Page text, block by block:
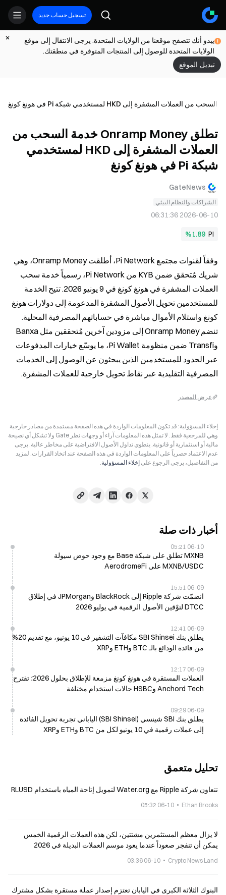
تسجيل حساب جديد
يبدو أنك تتصفح موقعنا من الولايات المتحدة. يرجى الانتقال إلى موقع
الولايات المتحدة للوصول إلى المنتجات المتوفرة في منطقتك.
تبديل الموقع
تطلق Onramp Money خدمة السحب من
العملات المشفرة إلى HKD لمستخدمي
شبكة Pi في هونغ كونغ
GateNews
الشراكات والنظام البيئي
2026-06-10 06:31:36
PI
%1.89
المصرفية التقليدية عبر نقاط تحويل خارجية للعملات المشفرة.
عرض المصدر
إخلاء المسؤولية: قد تكون المعلومات الواردة في هذه الصفحة مستمدة من مصادر خارجية
وهي للمرجعية فقط. لا تمثل هذه المعلومات آراء أو وجهات نظر Gate ولا تشكل أي نصيحة
مالية أو استثمارية أو قانونية. ينطوي تداول الأصول الافتراضية على مخاطر عالية. يرجى
عدم الاعتماد حصرياً على المعلومات الواردة في هذه الصفحة عند اتخاذ القرارات. لمزيد
من التفاصيل، يرجى الرجوع على إخلاء المسؤولية.
أخبار ذات صلة
06-10 05:21
MXNB تطلق على شبكة Base مع وجود حوض سيولة
MXNB/USDC على AerodromeFi
06-09 15:51
انضمّت شركة Ripple إلى BlackRock وJPMorgan في إطلاق
DTCC لتوْقين الأصول الرقمية في يوليو 2026
06-09 12:41
يطلق بنك SBI Shinsei مكافآت التشفير في 10 يونيو، مع تقديم 20%
من فائدة الودائع بالـ BTC وETH وXRP
06-09 12:17
العملات المستقرة في هونغ كونغ مزمعة للإطلاق بحلول 2026؛ تقترح
Anchord Tech وHSBC حالات استخدام مختلفة
06-09 09:29
يطلق بنك SBI شينسي (SBI Shinsei) الياباني تجربة تحويل الفائدة
إلى عملات رقمية في 10 يونيو لكل من BTC وETH وXRP
تحليل متعمق
تتعاون شركة Ripple مع Water.org لتمويل إتاحة المياه باستخدام RLUSD
Ethan Brooks
06-10 05:32
لا يزال معظم المستثمرين مشتتين، لكن هذه العملات الرقمية الخمس
يمكن أن تنفجر صعوداً عندما يعود موسم العملات البديلة في 2026
Crypto News Land
06-10 03:36
البنوك الثلاثة الكبرى في اليابان تعتزم إصدار عملة مستقرة بشكل مشترك